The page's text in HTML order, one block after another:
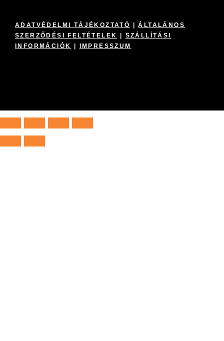
ADATVÉDELMI TÁJÉKOZTATÓ |ÁLTALÁNOS
SZERZŐDÉSI FELTÉTELEK
SZÁLLÍTÁSI
INFORMÁCIÓK
IMPRESSZUM